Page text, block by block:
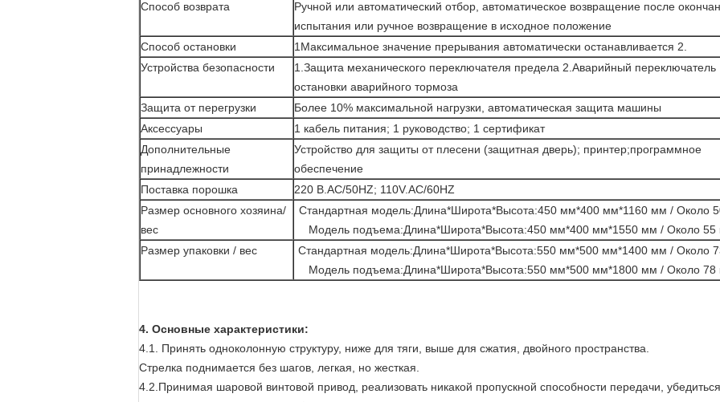
Способ возврата
Ручной или автоматический отбор, автоматическое возвращение после
испытания или ручное возвращение в исходное положение
Способ остановки
1Максимальное значение прерывания автоматически останавливается 2.
Устройства безопасности
1.Защита механического переключателя предела 2.Аварийный переключатель
остановки аварийного тормоза
Защита от перегрузки
Более 10% максимальной нагрузки, автоматическая защита машины
Аксессуары
1 кабель питания; 1 руководство; 1 сертификат
Дополнительные
принадлежности
Устройство для защиты от плесени (защитная дверь); принтер;программное
обеспечение
Поставка порошка
220 В .AC/50HZ; 110V.AC/60HZ
Размер основного хозяина/
вес
Стандартная модель:Длина*Широта*Высота:450 мм*400 мм*1160 мм / Около
Модель подъема:Длина*Широта*Высота:450 мм*400 мм*1550 мм / Около 55
Размер упаковки / вес
Стандартная модель:Длина*Широта*Высота:550 мм*500 мм*1400 мм / Около
Модель подъема:Длина*Широта*Высота:550 мм*500 мм*1800 мм / Около 78
4. Основные характеристики:
4.1. Принять одноколонную структуру, ниже для тяги, выше для сжатия, двойного пространства.
Стрелка поднимается без шагов, легкая, но жесткая.
4.2.Принимая шаровой винтовой привод, реализовать никакой пропускной способности передачи,